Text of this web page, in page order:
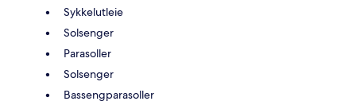
Sykkelutleie
Solsenger
Parasoller
Solsenger
Bassengparasoller